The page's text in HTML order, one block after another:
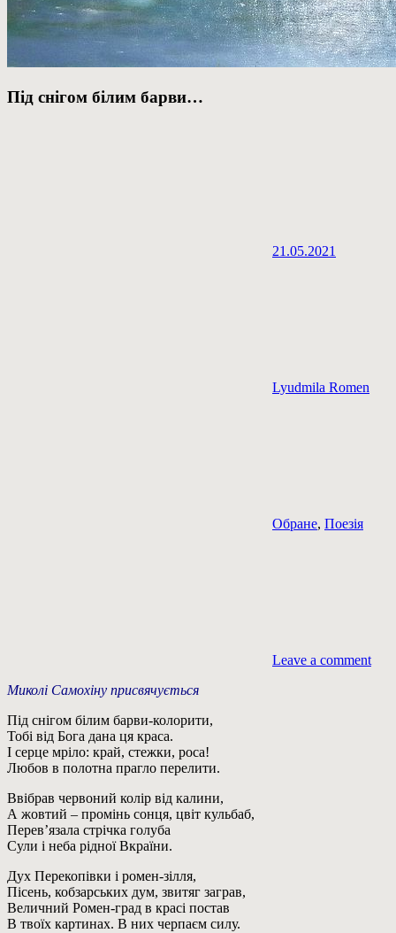
Під снігом білим барви…
21.05.2021
Lyudmila Romen
Обране, Поезія
Leave a comment
Миколі Самохіну присвячується
Під снігом білим барви-колорити,
Тобі від Бога дана ця краса.
І серце мріло: край, стежки, роса!
Любов в полотна прагло перелити.
Ввібрав червоний колір від калини,
А жовтий – промінь сонця, цвіт кульбаб,
Перев’язала стрічка голуба
Сули і неба рідної Вкраїни.
Дух Перекопівки і ромен-зілля,
Пісень, кобзарських дум, звитяг заграв,
Величний Ромен-град в красі постав
В твоїх картинах. В них черпаєм силу.